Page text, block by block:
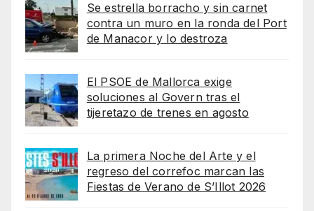
Se estrella borracho y sin carnet
contra un muro en la ronda del Port
de Manacor y lo destroza
El PSOE de Mallorca exige
soluciones al Govern tras el
tijeretazo de trenes en agosto
La primera Noche del Arte y el
regreso del correfoc marcan las
Fiestas de Verano de S’Illot 2026